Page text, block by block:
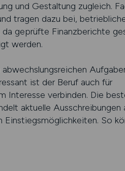
und Gestaltung zugleich.
tragen dazu bei,
geprüfte Finanzberichte
werden.
ist der Beruf auch für
Interesse verbinden. Die
aktuelle Ausschreibungen
So